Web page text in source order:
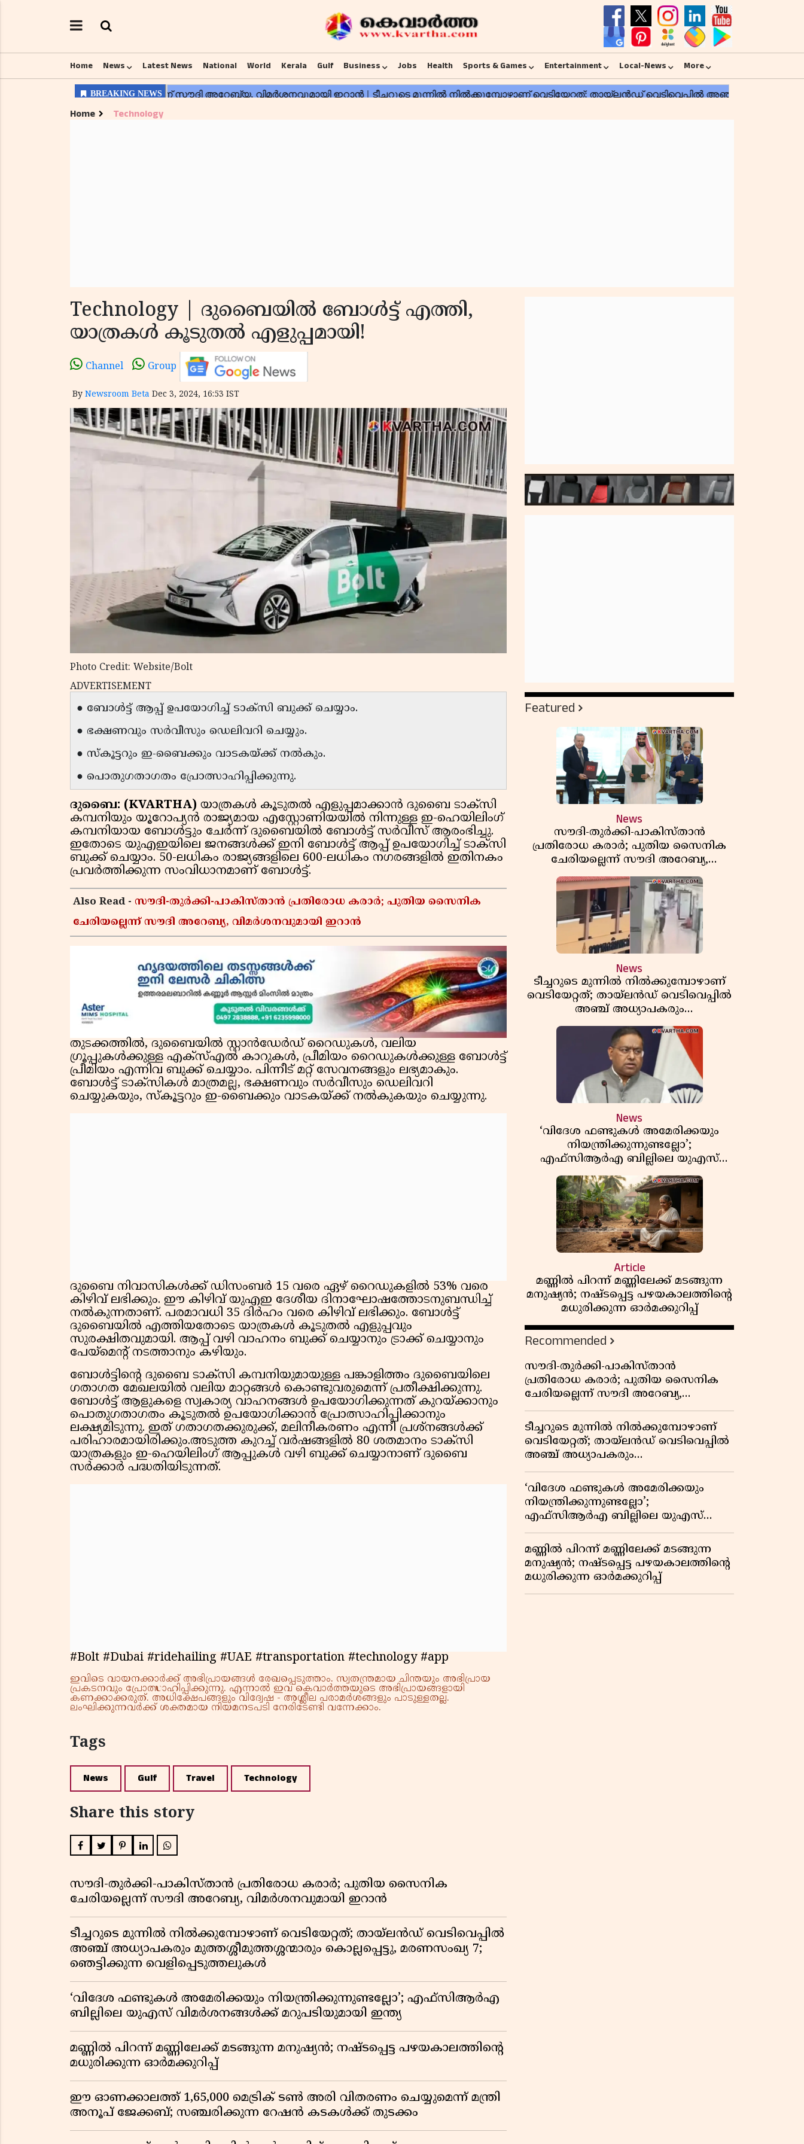
Home News Latest News National World Kerala Gulf Business Jobs Health Sports & Games Entertainment Local-News More
Home Technology
Technology | ദുബൈയില്‍ ബോള്‍ട്ട് എത്തി,
യാത്രകള്‍ കൂടുതല്‍ എളുപ്പമായി!
Channel Group
By Newsroom Beta Dec 3, 2024, 16:53 IST
Photo Credit: Website/Bolt
ADVERTISEMENT
● ബോള്‍ട്ട് ആപ്പ് ഉപയോഗിച്ച് ടാക്‌സി ബുക്ക് ചെയ്യാം.
● ഭക്ഷണവും സര്‍വീസും ഡെലിവറി ചെയ്യും.
● സ്‌കൂട്ടറും ഇ-ബൈക്കും വാടകയ്ക്ക് നല്‍കും.
● പൊതുഗതാഗതം പ്രോത്സാഹിപ്പിക്കുന്നു.
ദുബൈ: (KVARTHA) യാത്രകള്‍ കൂടുതല്‍ എളുപ്പമാക്കാന്‍ ദുബൈ ടാക്‌സി
കമ്പനിയും യൂറോപ്യന്‍ രാജ്യമായ എസ്റ്റോണിയയില്‍ നിന്നുള്ള ഇ-ഹെയിലിംഗ്
കമ്പനിയായ ബോള്‍ട്ടും ചേര്‍ന്ന് ദുബൈയില്‍ ബോള്‍ട്ട് സര്‍വീസ് ആരംഭിച്ചു.
ഇതോടെ യുഎഇയിലെ ജനങ്ങള്‍ക്ക് ഇനി ബോള്‍ട്ട് ആപ്പ് ഉപയോഗിച്ച് ടാക്‌സി
ബുക്ക് ചെയ്യാം. 50-ലധികം രാജ്യങ്ങളിലെ 600-ലധികം നഗരങ്ങളില്‍ ഇതിനകം
പ്രവര്‍ത്തിക്കുന്ന സംവിധാനമാണ് ബോള്‍ട്ട്.
Also Read - സൗദി-തുർക്കി-പാകിസ്താൻ പ്രതിരോധ കരാർ; പുതിയ സൈനിക
ചേരിയല്ലെന്ന് സൗദി അറേബ്യ, വിമർശനവുമായി ഇറാൻ
തുടക്കത്തില്‍, ദുബൈയില്‍ സ്റ്റാന്‍ഡേര്‍ഡ് റൈഡുകള്‍, വലിയ
ഗ്രൂപ്പുകള്‍ക്കുള്ള എക്‌സ്എല്‍ കാറുകള്‍, പ്രീമിയം റൈഡുകള്‍ക്കുള്ള ബോള്‍ട്ട്
പ്രീമിയം എന്നിവ ബുക്ക് ചെയ്യാം. പിന്നീട് മറ്റ് സേവനങ്ങളും ലഭ്യമാകും.
ബോള്‍ട്ട് ടാക്‌സികള്‍ മാത്രമല്ല, ഭക്ഷണവും സര്‍വീസും ഡെലിവറി
ചെയ്യുകയും, സ്‌കൂട്ടറും ഇ-ബൈക്കും വാടകയ്ക്ക് നല്‍കുകയും ചെയ്യുന്നു.
ദുബൈ നിവാസികള്‍ക്ക് ഡിസംബര്‍ 15 വരെ ഏഴ് റൈഡുകളില്‍ 53% വരെ
കിഴിവ് ലഭിക്കും. ഈ കിഴിവ് യുഎഇ ദേശീയ ദിനാഘോഷത്തോടനുബന്ധിച്ച്
നല്‍കുന്നതാണ്. പരമാവധി 35 ദിര്‍ഹം വരെ കിഴിവ് ലഭിക്കും. ബോള്‍ട്ട്
ദുബൈയില്‍ എത്തിയതോടെ യാത്രകള്‍ കൂടുതല്‍ എളുപ്പവും
സുരക്ഷിതവുമായി. ആപ്പ് വഴി വാഹനം ബുക്ക് ചെയ്യാനും ട്രാക്ക് ചെയ്യാനും
പേയ്‌മെന്റ് നടത്താനും കഴിയും.
ബോള്‍ട്ടിന്റെ ദുബൈ ടാക്‌സി കമ്പനിയുമായുള്ള പങ്കാളിത്തം ദുബൈയിലെ
ഗതാഗത മേഖലയില്‍ വലിയ മാറ്റങ്ങള്‍ കൊണ്ടുവരുമെന്ന് പ്രതീക്ഷിക്കുന്നു.
ബോള്‍ട്ട് ആളുകളെ സ്വകാര്യ വാഹനങ്ങള്‍ ഉപയോഗിക്കുന്നത് കുറയ്ക്കാനും
പൊതുഗതാഗതം കൂടുതല്‍ ഉപയോഗിക്കാന്‍ പ്രോത്സാഹിപ്പിക്കാനും
ലക്ഷ്യമിടുന്നു. ഇത് ഗതാഗതക്കുരുക്ക്, മലിനീകരണം എന്നീ പ്രശ്‌നങ്ങള്‍ക്ക്
പരിഹാരമായിരിക്കും.അടുത്ത കുറച്ച് വര്‍ഷങ്ങളില്‍ 80 ശതമാനം ടാക്‌സി
യാത്രകളും ഇ-ഹെയിലിംഗ് ആപ്പുകള്‍ വഴി ബുക്ക് ചെയ്യാനാണ് ദുബൈ
സര്‍ക്കാര്‍ പദ്ധതിയിടുന്നത്.
#Bolt #Dubai #ridehailing #UAE #transportation #technology #app
ഇവിടെ വായനക്കാർക്ക് അഭിപ്രായങ്ങൾ രേഖപ്പെടുത്താം. സ്വതന്ത്രമായ ചിന്തയും അഭിപ്രായ
പ്രകടനവും പ്രോത്സാഹിപ്പിക്കുന്നു. എന്നാൽ ഇവ കെവാർത്തയുടെ അഭിപ്രായങ്ങളായി
കണക്കാക്കരുത്. അധിക്ഷേപങ്ങളും വിദ്വേഷ - അശ്ലീല പരാമർശങ്ങളും പാടുള്ളതല്ല.
ലംഘിക്കുന്നവർക്ക് ശക്തമായ നിയമനടപടി നേരിടേണ്ടി വന്നേക്കാം.
Tags
News Gulf Travel Technology
Share this story
സൗദി-തുർക്കി-പാകിസ്താൻ പ്രതിരോധ കരാർ; പുതിയ സൈനിക
ചേരിയല്ലെന്ന് സൗദി അറേബ്യ, വിമർശനവുമായി ഇറാൻ
ടീച്ചറുടെ മുന്നിൽ നിൽക്കുമ്പോഴാണ് വെടിയേറ്റത്; തായ്‌ലൻഡ് വെടിവെപ്പിൽ
അഞ്ച് അധ്യാപകരും മുത്തശ്ശീമുത്തശ്ശന്മാരും കൊല്ലപ്പെട്ടു, മരണസംഖ്യ 7;
ഞെട്ടിക്കുന്ന വെളിപ്പെടുത്തലുകൾ
‘വിദേശ ഫണ്ടുകൾ അമേരിക്കയും നിയന്ത്രിക്കുന്നുണ്ടല്ലോ’; എഫ്സിആർഎ
ബില്ലിലെ യുഎസ് വിമർശനങ്ങൾക്ക് മറുപടിയുമായി ഇന്ത്യ
മണ്ണിൽ പിറന്ന് മണ്ണിലേക്ക് മടങ്ങുന്ന മനുഷ്യൻ; നഷ്ടപ്പെട്ട പഴയകാലത്തിൻ്റെ
മധുരിക്കുന്ന ഓർമക്കുറിപ്പ്
ഈ ഓണക്കാലത്ത് 1,65,000 മെട്രിക് ടൺ അരി വിതരണം ചെയ്യുമെന്ന് മന്ത്രി
അനൂപ് ജേക്കബ്; സഞ്ചരിക്കുന്ന റേഷൻ കടകൾക്ക് തുടക്കം
Featured
News
സൗദി-തുർക്കി-പാകിസ്താൻ
പ്രതിരോധ കരാർ; പുതിയ സൈനിക
ചേരിയല്ലെന്ന് സൗദി അറേബ്യ,
വിമർശനവുമായി ഇറാൻ
News
ടീച്ചറുടെ മുന്നിൽ നിൽക്കുമ്പോഴാണ്
വെടിയേറ്റത്; തായ്‌ലൻഡ് വെടിവെപ്പിൽ
അഞ്ച് അധ്യാപകരും
മുത്തശ്ശീമുത്തശ്ശന്മാരും കൊല്ലപ്പെട്ടു,
മരണസംഖ്യ 7; ഞെട്ടിക്കുന്ന
വെളിപ്പെടുത്തലുകൾ
News
‘വിദേശ ഫണ്ടുകൾ അമേരിക്കയും
നിയന്ത്രിക്കുന്നുണ്ടല്ലോ’;
എഫ്സിആർഎ ബില്ലിലെ യുഎസ്
വിമർശനങ്ങൾക്ക് മറുപടിയുമായി ഇന്ത്യ
Article
മണ്ണിൽ പിറന്ന് മണ്ണിലേക്ക് മടങ്ങുന്ന
മനുഷ്യൻ; നഷ്ടപ്പെട്ട പഴയകാലത്തിൻ്റെ
മധുരിക്കുന്ന ഓർമക്കുറിപ്പ്
Recommended
സൗദി-തുർക്കി-പാകിസ്താൻ
പ്രതിരോധ കരാർ; പുതിയ സൈനിക
ചേരിയല്ലെന്ന് സൗദി അറേബ്യ,
വിമർശനവുമായി ഇറാൻ
ടീച്ചറുടെ മുന്നിൽ നിൽക്കുമ്പോഴാണ്
വെടിയേറ്റത്; തായ്‌ലൻഡ് വെടിവെപ്പിൽ
അഞ്ച് അധ്യാപകരും
മുത്തശ്ശീമുത്തശ്ശന്മാരും കൊല്ലപ്പെട്ടു,
മരണസംഖ്യ 7; ഞെട്ടിക്കുന്ന
വെളിപ്പെടുത്തലുകൾ
‘വിദേശ ഫണ്ടുകൾ അമേരിക്കയും
നിയന്ത്രിക്കുന്നുണ്ടല്ലോ’;
എഫ്സിആർഎ ബില്ലിലെ യുഎസ്
വിമർശനങ്ങൾക്ക് മറുപടിയുമായി ഇന്ത്യ
മണ്ണിൽ പിറന്ന് മണ്ണിലേക്ക് മടങ്ങുന്ന
മനുഷ്യൻ; നഷ്ടപ്പെട്ട പഴയകാലത്തിൻ്റെ
മധുരിക്കുന്ന ഓർമക്കുറിപ്പ്